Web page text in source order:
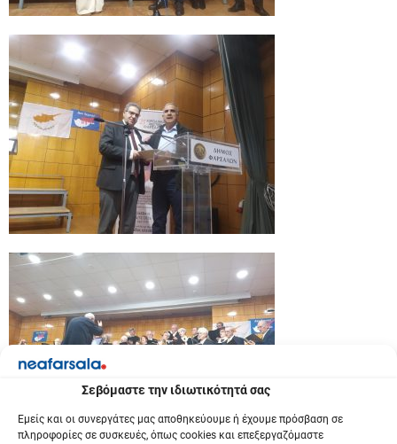
Σεβόμαστε την ιδιωτικότητά σας
Εμείς και οι συνεργάτες μας αποθηκεύουμε ή έχουμε πρόσβαση σε
πληροφορίες σε συσκευές, όπως cookies και επεξεργαζόμαστε